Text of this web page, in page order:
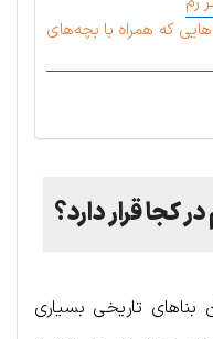
که همراه با بچه‌های
کجا قرار دارد؟
بناهای تاریخی بسیاری